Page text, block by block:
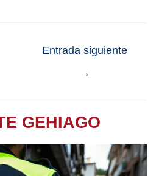
Entrada siguiente
→
GEHIAGO